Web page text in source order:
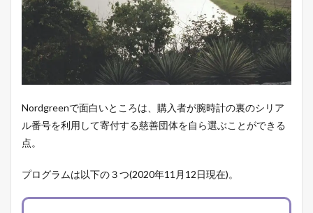
ま
と
め
連
記
Nordgreenで面白いところは、購入者が腕時計の裏のシリア
ル番号を利用して寄付する慈善団体を自ら選ぶことができる
点。
プログラムは以下の３つ(2020年11月12日現在)。